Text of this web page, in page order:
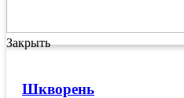
Закрыть
Шкворень